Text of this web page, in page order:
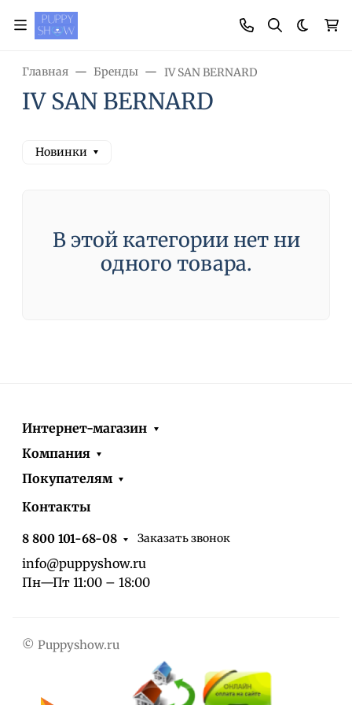
Главная Бренды IV SAN BERNARD
IV SAN BERNARD
Новинки
В этой категории нет ни
одного товара.
Интернет-магазин
Компания
Покупателям
Контакты
8 800 101-68-08 Заказать звонок
info@puppyshow.ru
Пн—Пт 11:00 – 18:00
© Puppyshow.ru